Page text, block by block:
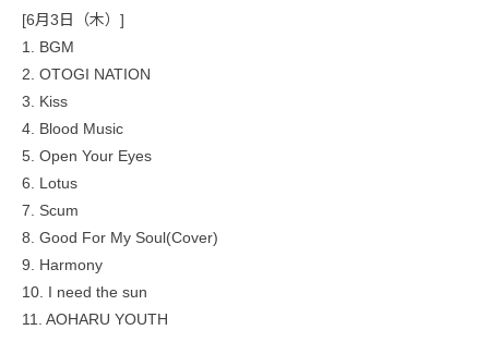
[6月3日（木）]
1. BGM
2. OTOGI NATION
3. Kiss
4. Blood Music
5. Open Your Eyes
6. Lotus
7. Scum
8. Good For My Soul(Cover)
9. Harmony
10. I need the sun
11. AOHARU YOUTH